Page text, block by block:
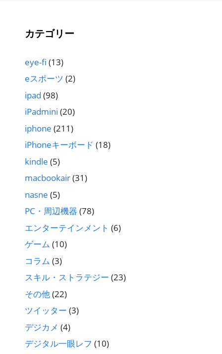
カテゴリー
eye-fi (13)
eスポーツ (2)
ipad (98)
iPadmini (20)
iphone (211)
iPhoneキーボード (18)
kindle (5)
macbookair(31)
nasne (5)
PC・周辺機器 (78)
エンターテインメント (6)
ゲーム (10)
コラム (3)
スキル・ストラテジー (23)
その他(22)
ツイッター (3)
デジカメ (4)
デジタル一眼レフ (10)